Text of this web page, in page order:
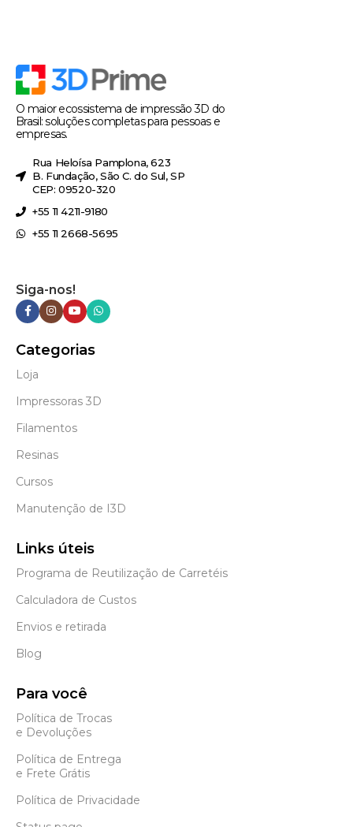
O maior ecossistema de impressão 3D do
Brasil: soluções completas para pessoas e
empresas.
Rua Heloísa Pamplona, 623
B. Fundação, São C. do Sul, SP
CEP: 09520-320
+55 11 4211-9180
+55 11 2668-5695
Siga-nos!
Categorias
Loja
Impressoras 3D
Filamentos
Resinas
Cursos
Manutenção de I3D
Links úteis
Programa de Reutilização de Carretéis
Calculadora de Custos
Envios e retirada
Blog
Para você
Política de Trocas
e Devoluções
Política de Entrega
e Frete Grátis
Política de Privacidade